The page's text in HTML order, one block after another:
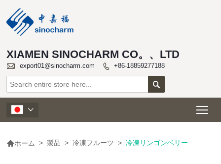
XIAMEN SINOCHARM CO。、LTD
 export01@sinocharm.com  +86-18859277188


ホーム > 製品 > 冷凍フルーツ > 冷凍リンゴンベリー